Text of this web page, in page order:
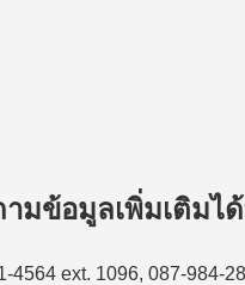
มข้อมูลเพิ่มเติมไ
4564 ext. 1096, 087-984-